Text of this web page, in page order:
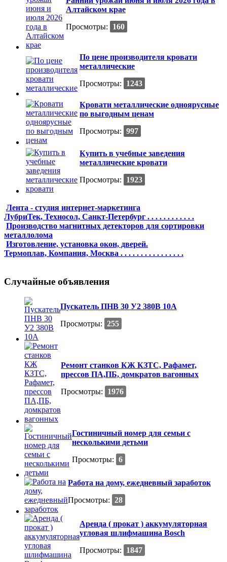
Алтайском крае
Просмотры:
160
По цене производителя кровати
металлические
Просмотры:
1243
Кровати металлические одноярусные
по выгодным ценам
Просмотры: 997
Купить в учебные заведения
металлические кровати
Просмотры:
1923
Лента - студия интернет-маркетинга
ЛубриТек, Техносол, Санкт-Петербург . . . . . . . . . . . .
Производство магнитных детекторов для сортировки
металлолома
Изготовление, установка окон, дверей.
Термоплав, Компания, Москва . . . . . . . . . . . . . . . .
Случайные объявления
Пускатель ПНВ 30 У2 380В 10А
Просмотры: 255
Ремонт станков КЖ КЗТС, Рафамет,
прессов ПА,ПБ, домкратов вагонных
Просмотры:
1976
Гостиничный номер для семьи с
несколькими детьми
Просмотры: 6
Работа на дому, ежедневный заработок
Просмотры: 28
Аренда ( прокат ) аккумуляторная
угловая шлифмашина Bosch
Просмотры:
1847